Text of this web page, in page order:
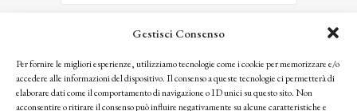
Gestisci Consenso
Per fornire le migliori esperienze, utilizziamo tecnologie come i cookie per memorizzare e/o
accedere alle informazioni del dispositivo. Il consenso a queste tecnologie ci permetterà di
elaborare dati come il comportamento di navigazione o ID unici su questo sito. Non
acconsentire o ritirare il consenso può influire negativamente su alcune caratteristiche e
ISCRIVITI
Facendo clic per iscriverti, riconosci che le tue informazioni saranno trattate
seguendo la nostra Privacy Policy